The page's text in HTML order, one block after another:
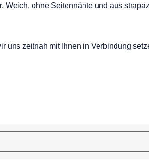
Weich, ohne Seitennähte und aus
uns zeitnah mit Ihnen in Verbindung